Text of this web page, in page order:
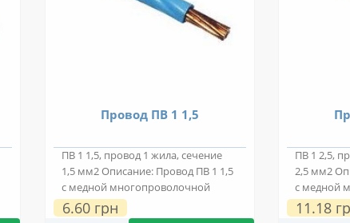
Провод ПВ 1 1,5
ПВ 1 1,5, провод 1 жила, сечение
1,5 мм2 Описание: Провод ПВ 1 1,5
с медной многопроволочной
токопро..
6.60 грн
ПВ 1 2,5,
2,5 мм2
с медной
токопро..
11.18